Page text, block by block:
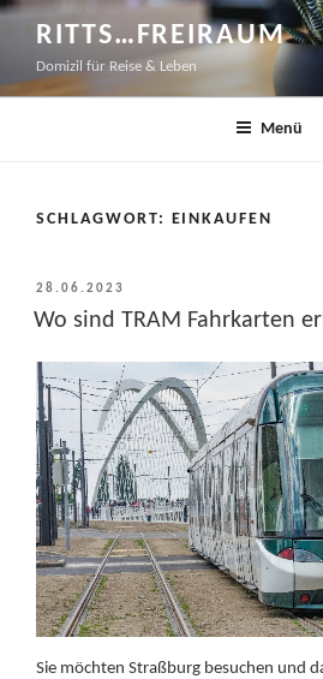
Zum
Inhalt
springen
RITTS…FREIRAUM
Domizil für Reise & Leben
Menü
SCHLAGWORT: EINKAUFEN
VERÖFFENTLICHT
AM
28.06.2023
Wo sind TRAM Fahrkarten
Sie möchten Straßburg besuchen und